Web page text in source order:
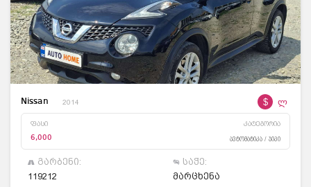
Nissan 2014 $ ლ
ფასი კატეგორია
6,000 ავტომატიკა / ჯიპი
გარბენი:
119212
საჭე:
მარცხენა